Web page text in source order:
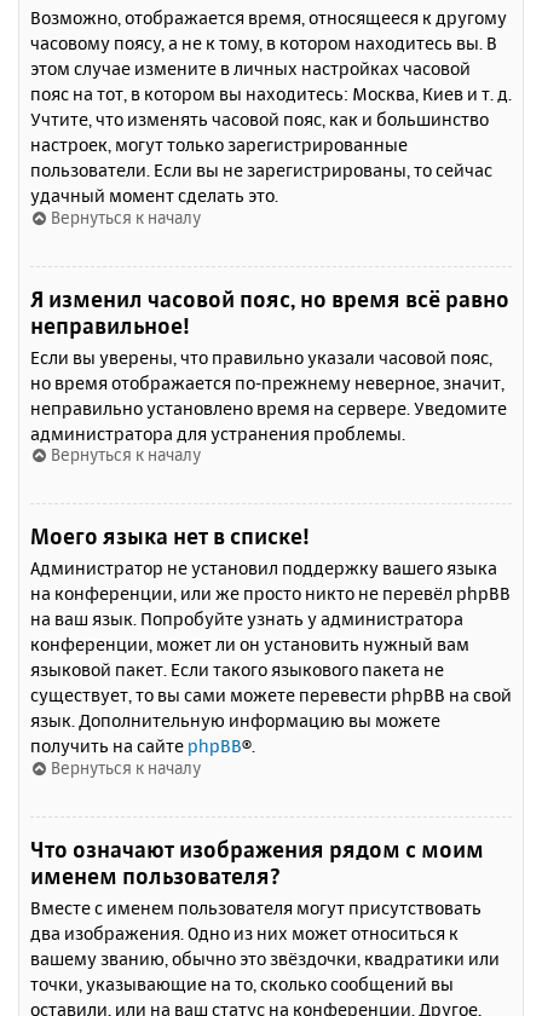
Возможно, отображается время, относящееся к другому
часовому поясу, а не к тому, в котором находитесь вы. В
этом случае измените в личных настройках часовой
пояс на тот, в котором вы находитесь: Москва, Киев и т. д.
Учтите, что изменять часовой пояс, как и большинство
настроек, могут только зарегистрированные
пользователи. Если вы не зарегистрированы, то сейчас
удачный момент сделать это.
Вернуться к началу
Я изменил часовой пояс, но время всё равно
неправильное!
Если вы уверены, что правильно указали часовой пояс,
но время отображается по-прежнему неверное, значит,
неправильно установлено время на сервере. Уведомите
администратора для устранения проблемы.
Вернуться к началу
Моего языка нет в списке!
Администратор не установил поддержку вашего языка
на конференции, или же просто никто не перевёл phpBB
на ваш язык. Попробуйте узнать у администратора
конференции, может ли он установить нужный вам
языковой пакет. Если такого языкового пакета не
существует, то вы сами можете перевести phpBB на свой
язык. Дополнительную информацию вы можете
получить на сайте phpBB®.
Вернуться к началу
Что означают изображения рядом с моим
именем пользователя?
Вместе с именем пользователя могут присутствовать
два изображения. Одно из них может относиться к
вашему званию, обычно это звёздочки, квадратики или
точки, указывающие на то, сколько сообщений вы
оставили, или на ваш статус на конференции. Другое,